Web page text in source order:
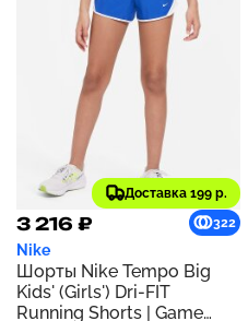
Доставка 199 р.
3 216 ₽ 322
Nike
Шорты Nike Tempo Big
Kids' (Girls') Dri-FIT
Running Shorts | Game